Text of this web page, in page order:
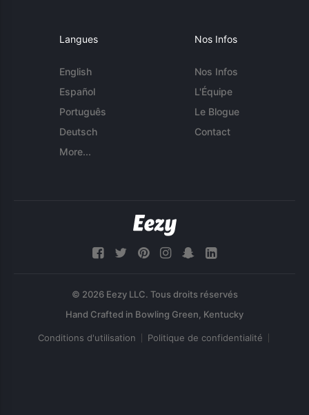
Langues
English
Español
Português
Deutsch
More...
Nos Infos
Nos Infos
L'Équipe
Le Blogue
Contact
© 2026 Eezy LLC. Tous droits réservés
Conditions d'utilisation Politique de confidentialité